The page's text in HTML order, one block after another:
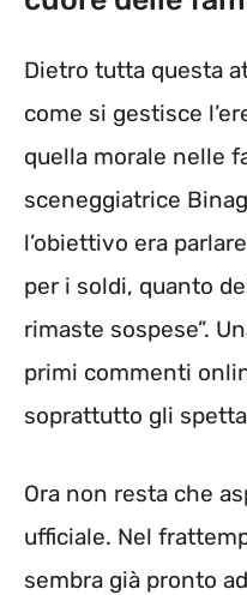
Dietro tutta questa
come si gestisce
quella morale nelle
sceneggiatrice
l’obiettivo era
per i soldi, quanto
rimaste sospese”.
primi commenti
soprattutto gli
Ora non resta che
ufficiale. Nel
sembra già pronto